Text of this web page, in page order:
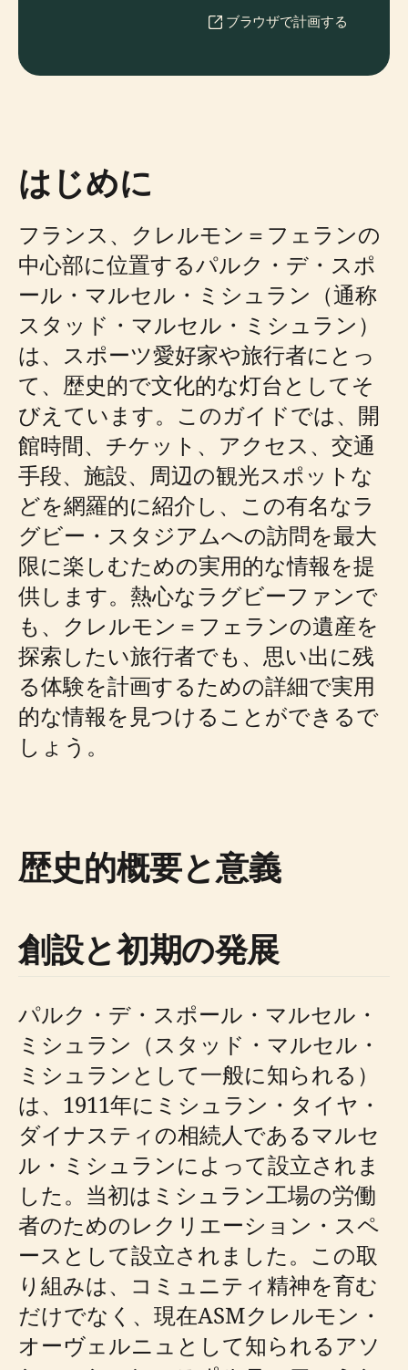
ブラウザで計画する
はじめに
フランス、クレルモン＝フェランの
中心部に位置するパルク・デ・スポ
ール・マルセル・ミシュラン（通称
スタッド・マルセル・ミシュラン）
は、スポーツ愛好家や旅行者にとっ
て、歴史的で文化的な灯台としてそ
びえています。このガイドでは、開
館時間、チケット、アクセス、交通
手段、施設、周辺の観光スポットな
どを網羅的に紹介し、この有名なラ
グビー・スタジアムへの訪問を最大
限に楽しむための実用的な情報を提
供します。熱心なラグビーファンで
も、クレルモン＝フェランの遺産を
探索したい旅行者でも、思い出に残
る体験を計画するための詳細で実用
的な情報を見つけることができるで
しょう。
歴史的概要と意義
創設と初期の発展
パルク・デ・スポール・マルセル・
ミシュラン（スタッド・マルセル・
ミシュランとして一般に知られる）
は、1911年にミシュラン・タイヤ・
ダイナスティの相続人であるマルセ
ル・ミシュランによって設立されま
した。当初はミシュラン工場の労働
者のためのレクリエーション・スペ
ースとして設立されました。この取
り組みは、コミュニティ精神を育む
だけでなく、現在ASMクレルモン・
オーヴェルニュとして知られるアソ